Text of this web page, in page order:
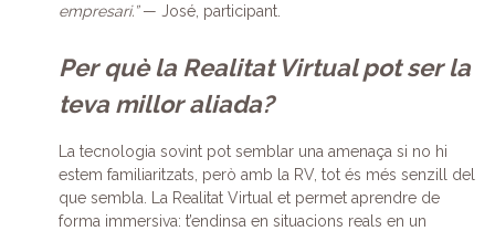
empresari.”— José, participant.
Per què la Realitat Virtual pot ser la
teva millor aliada?
La tecnologia sovint pot semblar una amenaça si no hi
estem familiaritzats, però amb la RV, tot és més senzill del
que sembla. La Realitat Virtual et permet aprendre de
forma immersiva: t’endinsa en situacions reals en un